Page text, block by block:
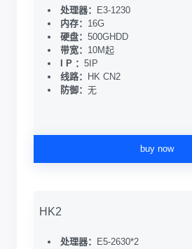
处理器：
E3-1230
内存： 16G
硬盘： 500GHDD
带宽： 10M起
I P ： 5IP
线路：
HK CN2
防御： 无
buy now
HK2
处理器：
E5-2630*2